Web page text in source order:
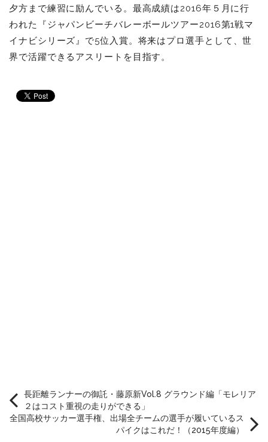
夕方まで練習に励んでいる。最高成績は2016年５月に行
われた『ジャパンビーチバレーボールツアー2016第1戦マ
イナビシリーズ』で5位入賞。将来はプロ選手として、世
界で活躍できるアスリートを目指す。
長距離ランナーの御託・藤原新Vol.8 グラウンド編「モレリア
２はコスト重視の走りができる」
全国高校サッカー選手権、出場全チームの選手が履いているス
パイクはこれだ！（2015年度編）